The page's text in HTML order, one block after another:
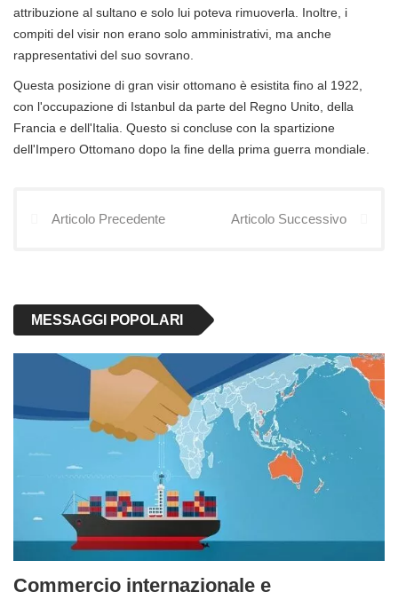
attribuzione al sultano e solo lui poteva rimuoverla. Inoltre, i
compiti del visir non erano solo amministrativi, ma anche
rappresentativi del suo sovrano.
Questa posizione di gran visir ottomano è esistita fino al 1922,
con l'occupazione di Istanbul da parte del Regno Unito, della
Francia e dell'Italia. Questo si concluse con la spartizione
dell'Impero Ottomano dopo la fine della prima guerra mondiale.
Articolo Precedente Articolo Successivo
MESSAGGI POPOLARI
Commercio internazionale e